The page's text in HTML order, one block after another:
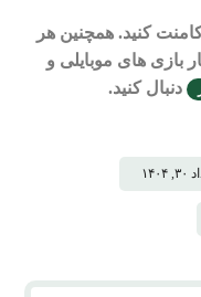
کنید. همچنین هر
بازی های موبایلی و
دنبال کنید.